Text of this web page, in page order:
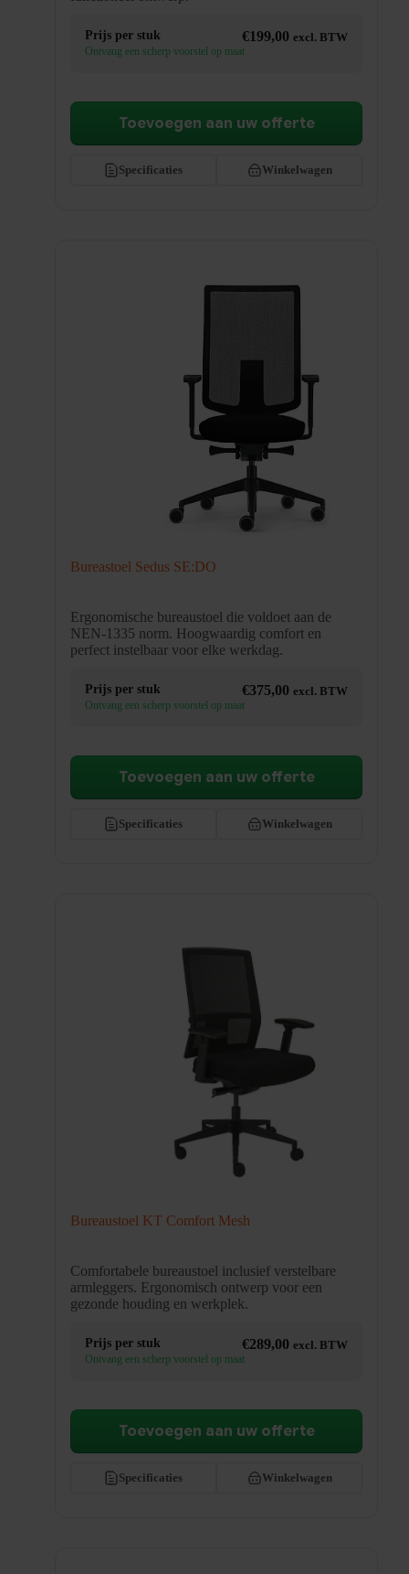
Prijs per stuk €199,00 excl. BTW
Ontvang een scherp voorstel op maat
Specificaties Winkelwagen
Toevoegen aan uw offerte
Bureastoel Sedus SE:DO
Ergonomische bureaustoel die voldoet aan de
NEN-1335 norm. Hoogwaardig comfort en
perfect instelbaar voor elke werkdag.
Prijs per stuk €375,00 excl. BTW
Ontvang een scherp voorstel op maat
Specificaties Winkelwagen
Toevoegen aan uw offerte
Bureaustoel KT Comfort Mesh
Comfortabele bureaustoel inclusief verstelbare
armleggers. Ergonomisch ontwerp voor een
gezonde houding en werkplek.
Prijs per stuk €289,00 excl. BTW
Ontvang een scherp voorstel op maat
Specificaties Winkelwagen
Toevoegen aan uw offerte